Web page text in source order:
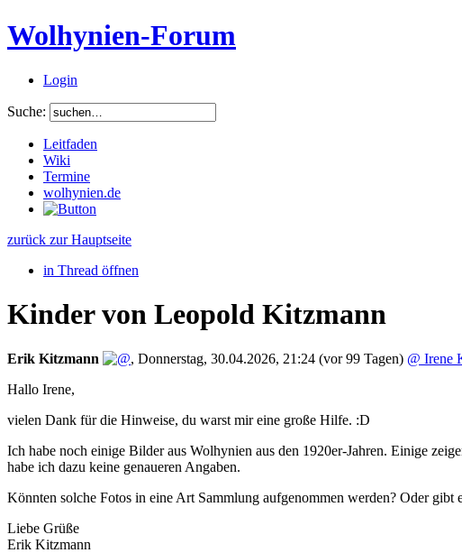
Wolhynien-Forum
Login
Suche:
Leitfaden
Wiki
Termine
wolhynien.de
zurück zur Hauptseite
in Thread öffnen
Kinder von Leopold Kitzmann
Erik Kitzmann , Donnerstag, 30.04.2026, 21:24 (vor 99 Tagen) @ Irene
Hallo Irene,
vielen Dank für die Hinweise, du warst mir eine große Hilfe. :D
Ich habe noch einige Bilder aus Wolhynien aus den 1920er-Jahren. Einige
habe ich dazu keine genaueren Angaben.
Könnten solche Fotos in eine Art Sammlung aufgenommen werden? Oder
Liebe Grüße
Erik Kitzmann